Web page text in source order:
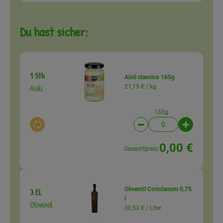
Du hast sicher:
1 Stk
Aioli
Auswahl ändern
Aioli classico 165g
21,15 € / kg
165g
Artikelanzahl
Gesamtpreis:0,00 €
3 EL
Olivenöl
Olivenöl Coriolanum 0,75
l
30,53 € / Liter